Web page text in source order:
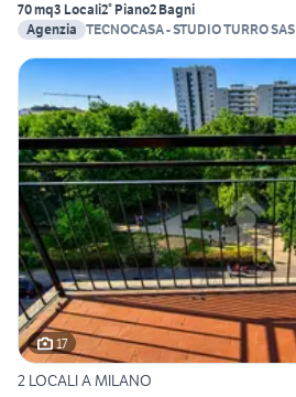
70 mq3 Locali2° Piano2 Bagni
Agenzia TECNOCASA - STUDIO TURRO SAS
17
2 LOCALI A MILANO